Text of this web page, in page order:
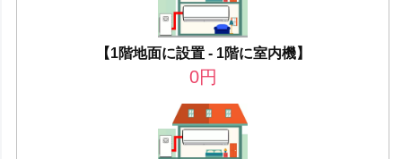
【1階地面に設置 - 1階に室内機】
0円